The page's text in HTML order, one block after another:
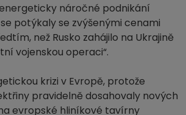
náročné podnikání
potýkaly se zvýšenými cenami
než Rusko zahájilo na Ukrajině
vojenskou operaci“.
krizi v Evropě, protože
pravidelně dosahovaly nových
evropské hliníkové tavírny